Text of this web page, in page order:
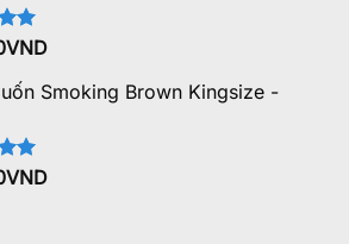
VND
Smoking Brown Kingsize -
VND